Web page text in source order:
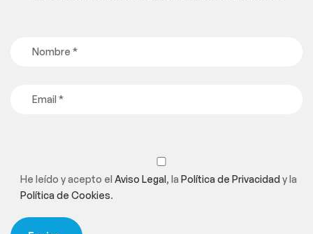
He leído y acepto el Aviso Legal, la Política de Privacidady la
Política de Cookies.